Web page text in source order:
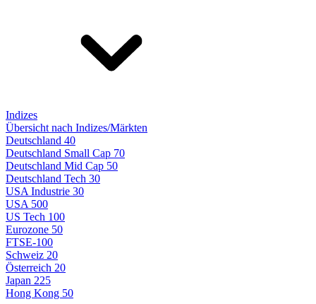
Indizes
Übersicht nach Indizes/Märkten
Deutschland 40
Deutschland Small Cap 70
Deutschland Mid Cap 50
Deutschland Tech 30
USA Industrie 30
USA 500
US Tech 100
Eurozone 50
FTSE-100
Schweiz 20
Österreich 20
Japan 225
Hong Kong 50